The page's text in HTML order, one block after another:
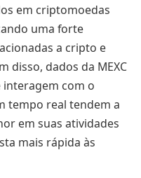
em criptomoedas
uma forte
a cripto e
disso, dados da MEXC
com o
tempo real tendem a
em suas atividades
mais rápida às